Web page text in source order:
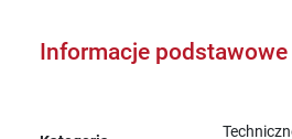
Informacje podstawowe